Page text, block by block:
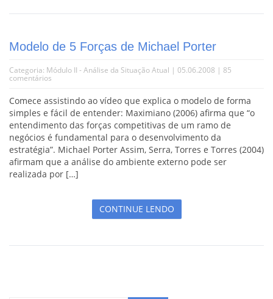
Modelo de 5 Forças de Michael Porter
Categoria: Módulo II - Análise da Situação Atual | 05.06.2008 | 85
comentários
Comece assistindo ao vídeo que explica o modelo de forma
simples e fácil de entender: Maximiano (2006) afirma que “o
entendimento das forças competitivas de um ramo de
negócios é fundamental para o desenvolvimento da
estratégia”. Michael Porter Assim, Serra, Torres e Torres (2004)
afirmam que a análise do ambiente externo pode ser
realizada por […]
CONTINUE LENDO